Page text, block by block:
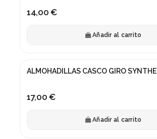
14,00 €
Añadir al carrito
ALMOHADILLAS CASCO GIRO SYNTHE
17,00 €
Añadir al carrito